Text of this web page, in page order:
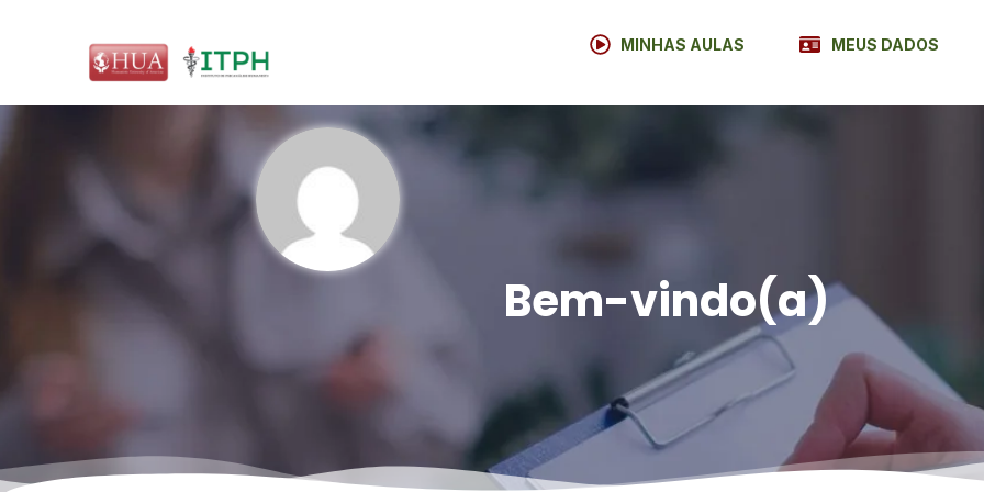
MINHAS AULAS MEUS DADOS
Bem-vindo(a)